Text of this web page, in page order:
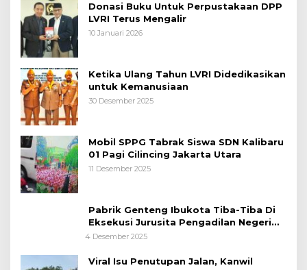
Donasi Buku Untuk Perpustakaan DPP
LVRI Terus Mengalir
10 Januari 2026
Ketika Ulang Tahun LVRI Didedikasikan
untuk Kemanusiaan
30 Desember 2025
Mobil SPPG Tabrak Siswa SDN Kalibaru
01 Pagi Cilincing Jakarta Utara
11 Desember 2025
Pabrik Genteng Ibukota Tiba-Tiba Di
Eksekusi Jurusita Pengadilan Negeri
Tangerang, Diduga Cacat Hukum Sejak
4 Desember 2025
Viral Isu Penutupan Jalan, Kanwil